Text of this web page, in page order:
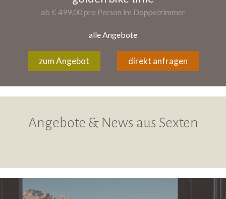
ab € 499,00 pro Person im Doppelzimmer
alle Angebote
zum Angebot direkt anfragen
Angebote & News aus Sexten